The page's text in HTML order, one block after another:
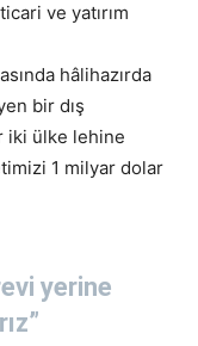
ve yatırım
hâlihazırda
bir dış
iki ülke lehine
1 milyar dolar
yerine